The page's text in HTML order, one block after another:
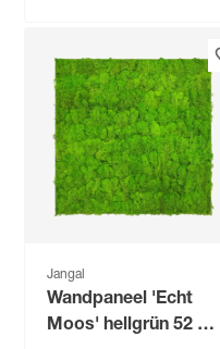
Jangal
Wandpaneel 'Echt
Moos' hellgrün 52 x